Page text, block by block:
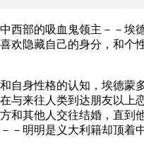
西部的吸血鬼领主－－埃
欢隐藏自己的身分，和个
自身性格的认知，埃德蒙
与来往人类到达朋友以上
和其他人交往结婚，直到
－明明是义大利籍却顶着